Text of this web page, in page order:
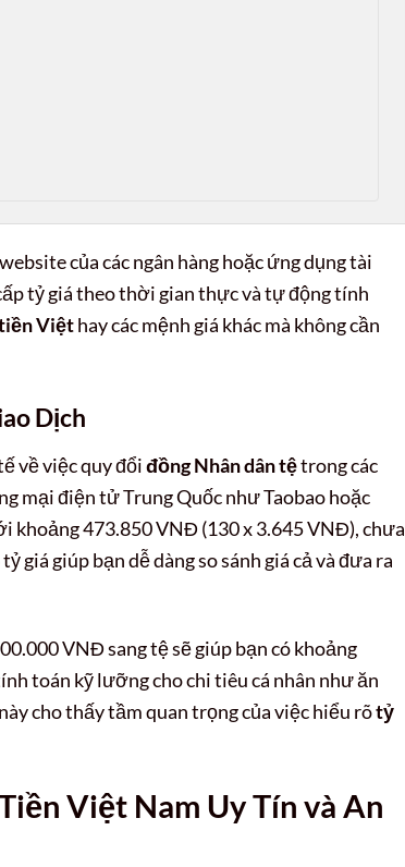
của các ngân hàng hoặc ứng dụng tài
tỷ giá theo thời gian thực và tự động tính
Việthay các mệnh giá khác mà không cần
Dịch
về việc quy đổiđồng Nhân dân tệtrong các
mại điện tử Trung Quốc như Taobao hoặc
khoảng 473.850 VNĐ (130 x 3.645 VNĐ), chưa
giá giúp bạn dễ dàng so sánh giá cả và đưa ra
VNĐ sang tệ sẽ giúp bạn có khoảng
toán kỹ lưỡng cho chi tiêu cá nhân như ăn
cho thấy tầm quan trọng của việc hiểu rõtỷ
Việt Nam Uy Tín và An